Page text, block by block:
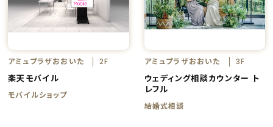
アミュプラザおおいた 2F
楽天モバイル
モバイルショップ
アミュプラザおおいた 3F
ウェディング相談カウンター ト
レフル
結婚式相談